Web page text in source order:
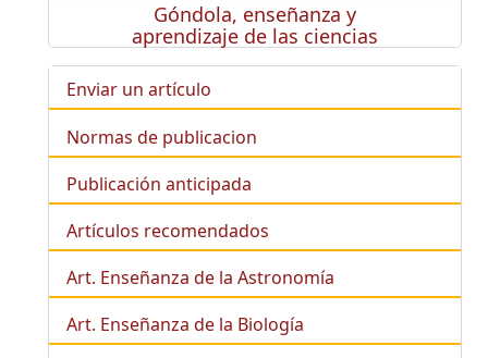
Góndola, enseñanza y
aprendizaje de las ciencias
Enviar un artículo
Normas de publicacion
Publicación anticipada
Artículos recomendados
Art. Enseñanza de la Astronomía
Art. Enseñanza de la Biología